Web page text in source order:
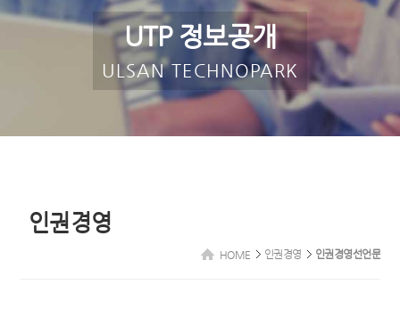
UTP 정보공개
ULSAN TECHNOPARK
인권경영
HOME 인권경영 인권경영선언문